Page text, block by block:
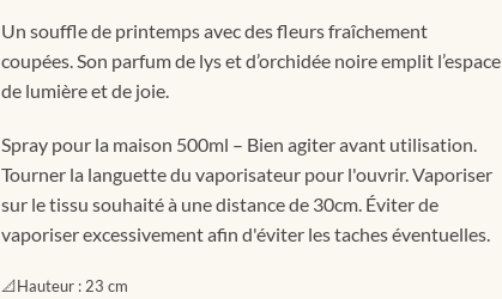
Un souffle de printemps avec des fleurs fraîchement
coupées. Son parfum de lys et d’orchidée noire emplit l’espace
de lumière et de joie.
Spray pour la maison 500ml – Bien agiter avant utilisation.
Tourner la languette du vaporisateur pour l'ouvrir. Vaporiser
sur le tissu souhaité à une distance de 30cm. Éviter de
vaporiser excessivement afin d'éviter les taches éventuelles.
📐Hauteur : 23 cm